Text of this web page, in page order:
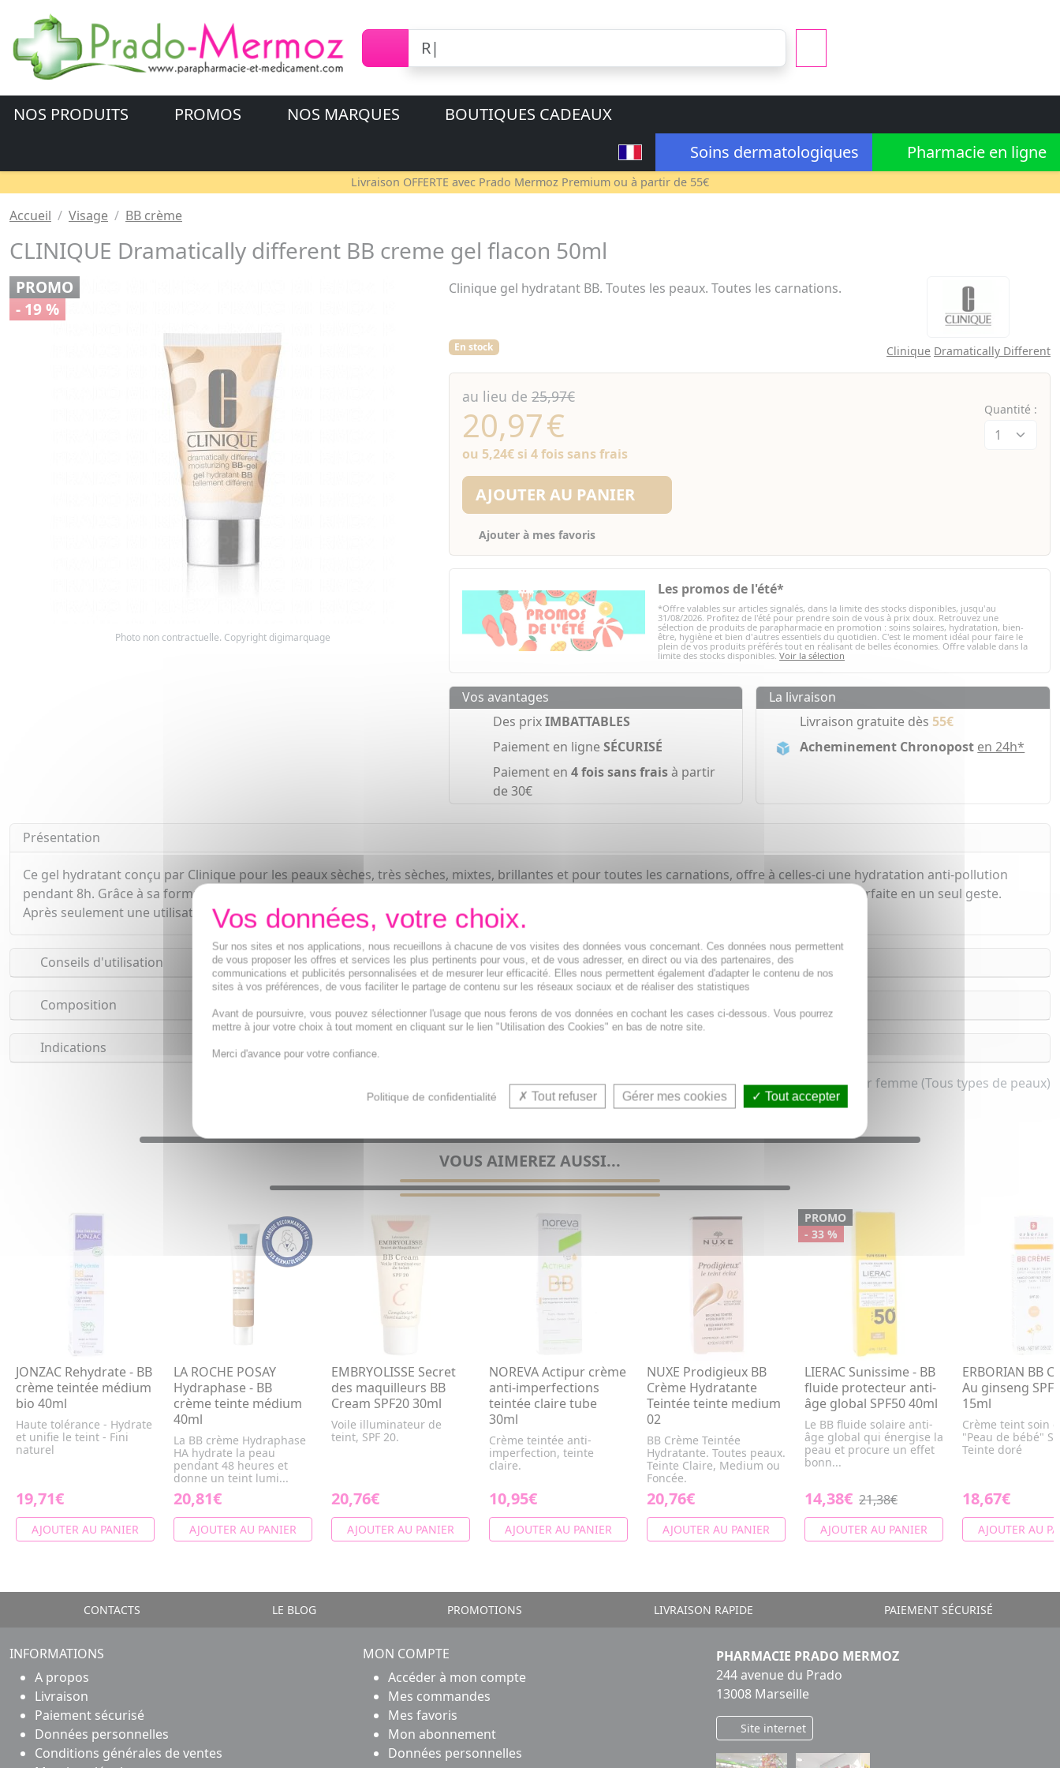
NOS PRODUITS PROMOS NOS MARQUES
BOUTIQUES CADEAUX
Soins dermatologiques
Pharmacie en ligne
Livraison OFFERTE avec Prado Mermoz Premium ou à partir de 55€
Accueil Visage BB crème
CLINIQUE Dramatically different BB creme gel flacon 50ml
PROMO
- 19 %
Photo non contractuelle. Copyright digimarquage
Clinique gel hydratant BB. Toutes les peaux. Toutes les carnations.
En stock Clinique Dramatically Different
au lieu de25,97€
20,97€
ou 5,24€si 4 fois sans frais
Quantité :
AJOUTER AU PANIER
Ajouter à mes favoris
Les promos de l'été*
*Offre valables sur articles signalés, dans la limite des stocks disponibles, jusqu'au
31/08/2026. Profitez de l'été pour prendre soin de vous à prix doux. Retrouvez une
sélection de produits de parapharmacie en promotion : soins solaires, hydratation, bien-
être, hygiène et bien d'autres essentiels du quotidien. C'est le moment idéal pour faire le
plein de vos produits préférés tout en réalisant de belles économies. Offre valable dans la
limite des stocks disponibles.Voir la sélection
Vos avantages
Des prixIMBATTABLES
Paiement en ligneSÉCURISÉ
Paiement en 4 fois sans fraisà partir
de 30€
La livraison
Livraison gratuite dès 55€
Acheminement Chronopost en 24h*
Présentation
Ce gel hydratant conçu par Clinique pour les peaux sèches, très sèches, mixtes, brillantes et pour toutes les carnations, offre à celles-ci une hydratation anti-pollution
pendant 8h. Grâce à sa formule nouvelle technologie, le gel s'adapte à votre couleur de peau, perfectionne et unifie le teint pour une peau parfaite en un seul geste.
Après seulement une utilisation, effet antifatigue instantanée et une peau plus uniforme.
Conseils d'utilisation
Composition
Indications
BB crème pour femme (Tous types de peaux)
VOUS AIMEREZ AUSSI...
JONZAC Rehydrate - BB
crème teintée médium
bio 40ml
Haute tolérance - Hydrate
et unifie le teint - Fini
naturel
19,71€
AJOUTER AU PANIER
LA ROCHE POSAY
Hydraphase - BB
crème teinte médium
40ml
La BB crème Hydraphase
HA hydrate la peau
pendant 48 heures et
donne un teint lumi...
20,81€
AJOUTER AU PANIER
EMBRYOLISSE Secret
des maquilleurs BB
Cream SPF20 30ml
Voile illuminateur de
teint, SPF 20.
20,76€
AJOUTER AU PANIER
NOREVA Actipur crème
anti-imperfections
teintée claire tube
30ml
Crème teintée anti-
imperfection, teinte
claire.
10,95€
AJOUTER AU PANIER
NUXE Prodigieux BB
Crème Hydratante
Teintée teinte medium
02
BB Crème Teintée
Hydratante. Toutes peaux.
Teinte Claire, Medium ou
Foncée.
20,76€
AJOUTER AU PANIER
PROMO
- 33 %
LIERAC Sunissime - BB
fluide protecteur anti-
âge global SPF50 40ml
Le BB fluide solaire anti-
âge global qui énergise la
peau et procure un effet
bonn...
14,38€ 21,38€
AJOUTER AU PANIER
ERBORIAN BB
Au ginseng
15ml
Crème teint soin
"Peau de bébé"
Teinte doré
18,67€
AJOUTER AU
CONTACTS LE BLOG PROMOTIONS LIVRAISON RAPIDE PAIEMENT SÉCURISÉ
INFORMATIONS
A propos
Livraison
Paiement sécurisé
Données personnelles
Conditions générales de ventes
MON COMPTE
Accéder à mon compte
Mes commandes
Mes favoris
Mon abonnement
Données personnelles
PHARMACIE PRADO MERMOZ
244 avenue du Prado
13008 Marseille
Site internet
Sur nos sites et nos applications, nous recueillons à chacune de vos visites des données vous concernant. Ces données nous permettent
de vous proposer les offres et services les plus pertinents pour vous, et de vous adresser, en direct ou via des partenaires, des
communications et publicités personnalisées et de mesurer leur efficacité. Elles nous permettent également d'adapter le contenu de nos
sites à vos préférences, de vous faciliter le partage de contenu sur les réseaux sociaux et de réaliser des statistiques
Avant de poursuivre, vous pouvez sélectionner l'usage que nous ferons de vos données en cochant les cases ci-dessous. Vous pourrez
mettre à jour votre choix à tout moment en cliquant sur le lien "Utilisation des Cookies" en bas de notre site.
Merci d'avance pour votre confiance.
Politique de confidentialité Tout refuser Gérer mes cookies Tout accepter